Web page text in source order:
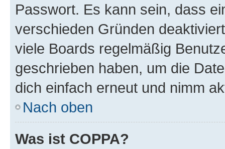
Passwort. Es kann sein, dass
verschieden Gründen
viele Boards regelmäßig
geschrieben haben, um die
dich einfach erneut und nimm
Nach oben
Was ist COPPA?